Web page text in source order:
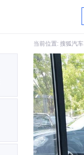
当前位置: 搜狐汽车